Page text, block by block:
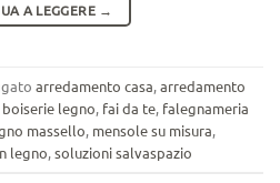
A LEGGERE →
arredamento casa,arredamento
boiserie legno, fai da te, falegnameria
massello, mensole su misura,
legno,soluzioni salvaspazio